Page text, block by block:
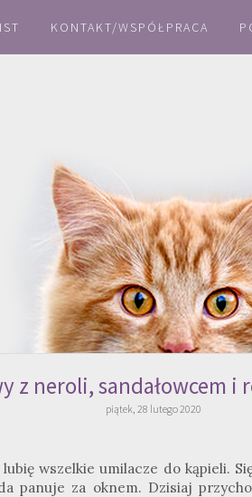
KONTAKT/WSPÓŁPRACA
z neroli, sandałowcem i
piątek, 28 lutego 2020
wszelkie umilacze do kąpieli.
panuje za oknem. Dzisiaj